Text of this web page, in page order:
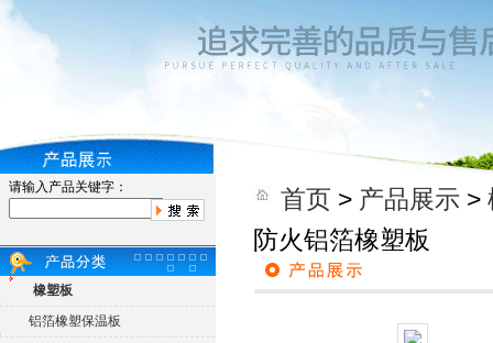
请输入产品关键字：
橡塑板
铝箔橡塑保温板
首页 > 产品展示 >
防火铝箔橡塑板